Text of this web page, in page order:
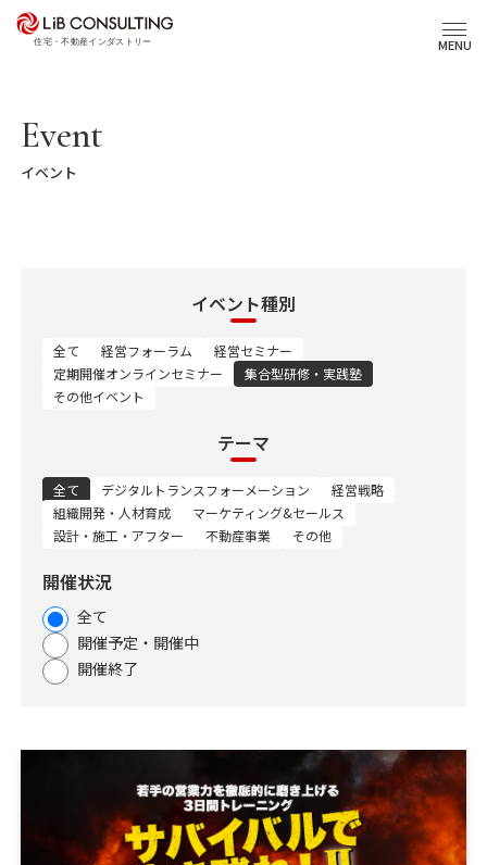
MENU
プロジェクト事例
エキスパート
会社概要
資料請求 最新セミナー
Event
イベント
イベント種別
全て 経営フォーラム
経営セミナー
定期開催オンラインセミナー
集合型研修・実践塾
その他イベント
テーマ
全て デジタルトランスフォーメーション
経営戦略
組織開発・人材育成
マーケティング&セールス
設計・施工・アフター
不動産事業 その他
開催状況
全て
開催予定・開催中
開催終了